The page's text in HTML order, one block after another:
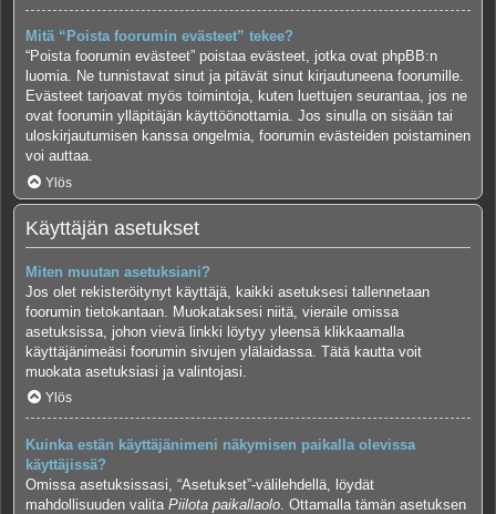
Mitä “Poista foorumin evästeet” tekee?
“Poista foorumin evästeet” poistaa evästeet, jotka ovat phpBB:n
luomia. Ne tunnistavat sinut ja pitävät sinut kirjautuneena foorumille.
Evästeet tarjoavat myös toimintoja, kuten luettujen seurantaa, jos ne
ovat foorumin ylläpitäjän käyttöönottamia. Jos sinulla on sisään tai
uloskirjautumisen kanssa ongelmia, foorumin evästeiden poistaminen
voi auttaa.
Ylös
Käyttäjän asetukset
Miten muutan asetuksiani?
Jos olet rekisteröitynyt käyttäjä, kaikki asetuksesi tallennetaan
foorumin tietokantaan. Muokataksesi niitä, vieraile omissa
asetuksissa, johon vievä linkki löytyy yleensä klikkaamalla
käyttäjänimeäsi foorumin sivujen ylälaidassa. Tätä kautta voit
muokata asetuksiasi ja valintojasi.
Ylös
Kuinka estän käyttäjänimeni näkymisen paikalla olevissa
käyttäjissä?
Omissa asetuksissasi, “Asetukset”-välilehdellä, löydät
mahdollisuuden valita Piilota paikallaolo . Ottamalla tämän asetuksen